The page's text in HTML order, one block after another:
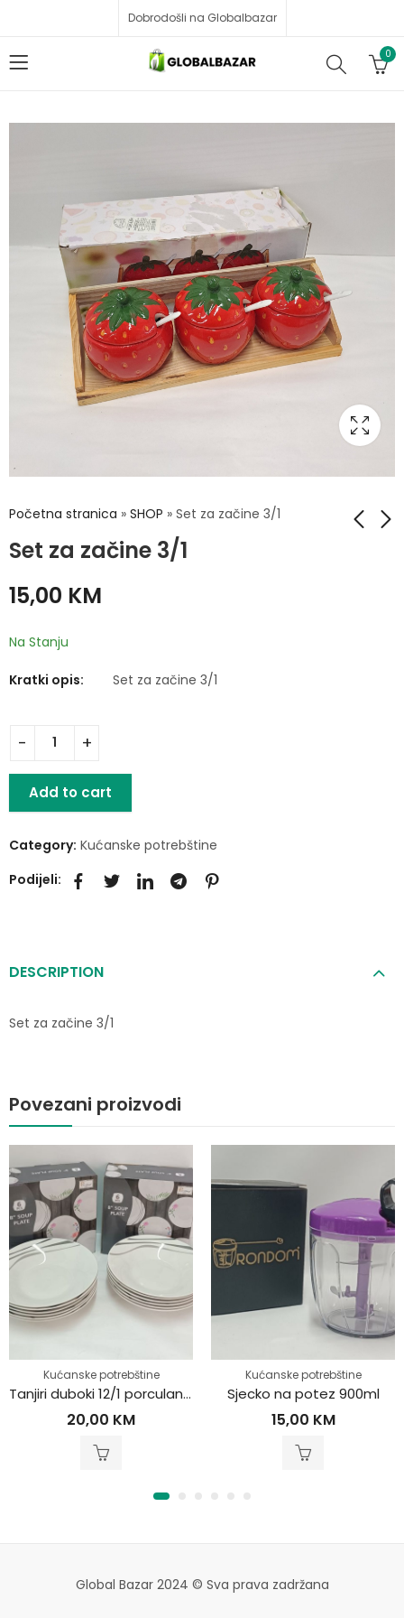
Dobrodošli na Globalbazar
0
Početna stranica » SHOP » Set za začine 3/1
Set za začine 3/1
15,00 KM
Na Stanju
Kratki opis: Set za začine 3/1
Add to cart
Category: Kućanske potrebštine
Podijeli:
DESCRIPTION
Set za začine 3/1
Povezani proizvodi
Kućanske potrebštine
Tanjiri duboki 12/1 porculanski
20,00 KM
Kućanske potrebštine
Sjecko na potez 900ml
15,00 KM
Global Bazar 2024 © Sva prava zadržana